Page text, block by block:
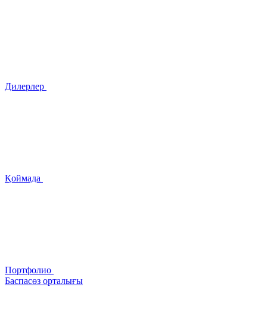
Дилерлер
Қоймада
Портфолио
Баспасөз орталығы